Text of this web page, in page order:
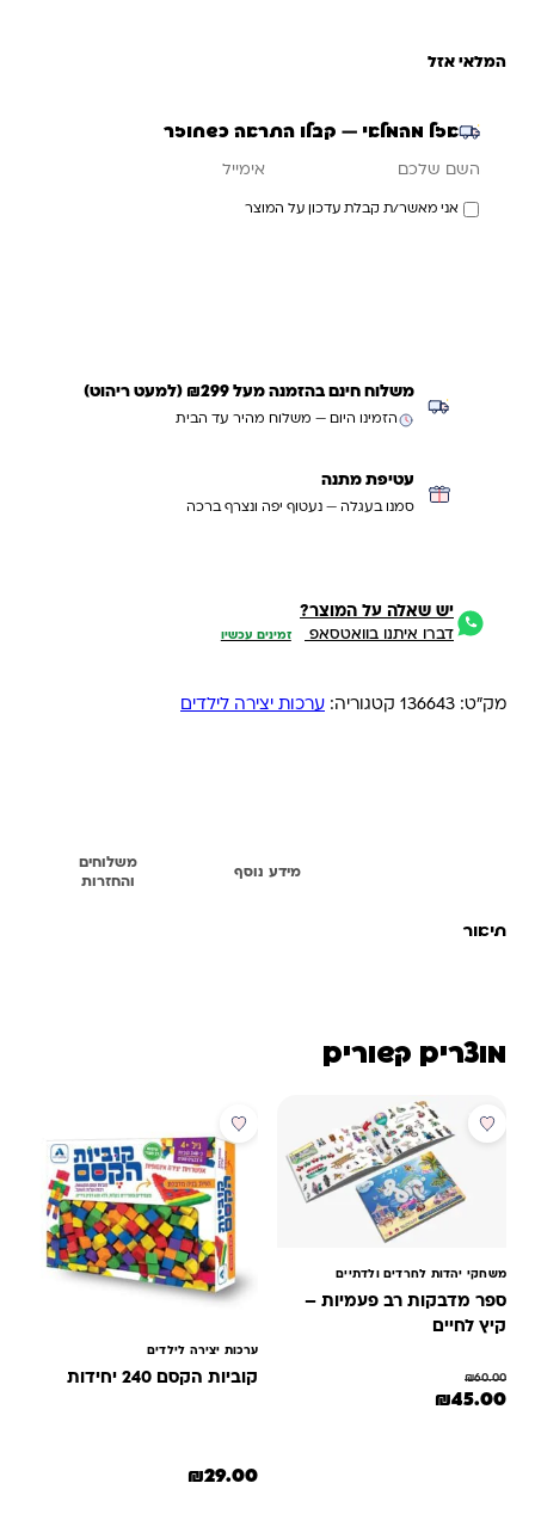
המלאי אזל
אזל מהמלאי — קבלו התראה כשחוזר
אני מאשר/ת קבלת עדכון על המוצר
משלוח חינם בהזמנה מעל ₪299 (למעט ריהוט)
הזמינו היום — משלוח מהיר עד הבית
עטיפת מתנה
סמנו בעגלה — נעטוף יפה ונצרף ברכה
יש שאלה על המוצר?
דברו איתנו בוואטסאפ זמינים עכשיו
מק"ט: 136643 קטגוריה: ערכות יצירה לילדים
מידע נוסף
משלוחים
והחזרות
תיאור
מוצרים קשורים
מבצע
משחקי יהדות לחרדים ולדתיים
ספר מדבקות רב פעמיות –
קיץ לחיים
₪60.00
המחיר המקורי היה: ₪60.00.
₪45.00
ערכות יצירה לילדים
קוביות הקסם 240 יחידות
₪29.00